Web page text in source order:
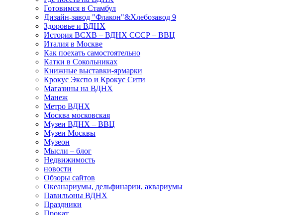
Готовимся в Стамбул
Дизайн-завод "Флакон"&Хлебозавод 9
Здоровье и ВДНХ
История ВСХВ – ВДНХ СССР – ВВЦ
Италия в Москве
Как поехать самостоятельно
Катки в Сокольниках
Книжные выставки-ярмарки
Крокус Экспо и Крокус Сити
Магазины на ВДНХ
Манеж
Метро ВДНХ
Москва московская
Музеи ВДНХ – ВВЦ
Музеи Москвы
Музеон
Мысли – блог
Недвижимость
новости
Обзоры сайтов
Океанариумы, дельфинарии, аквариумы
Павильоны ВДНХ
Праздники